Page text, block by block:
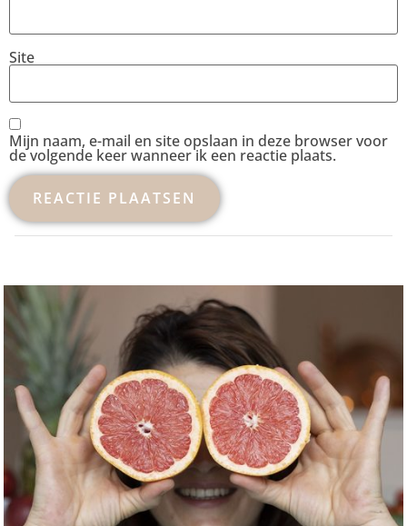
Site
Mijn naam, e-mail en site opslaan in deze browser voor
de volgende keer wanneer ik een reactie plaats.